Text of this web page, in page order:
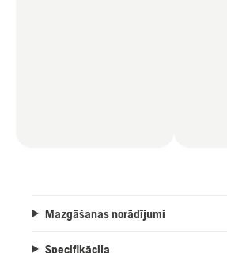
Mazgāšanas norādījumi
Specifikācija